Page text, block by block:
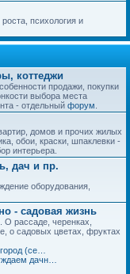
психология и
коттеджи
продажи, покупки
выбора места
- отдельный форум
домов и прочих жилых
обои, краски, шпаклевки -
интерьера.
дач и пр.
оборудования,
- садовая жизнь
рассаде, черенках,
о садовых цветах, фруктах